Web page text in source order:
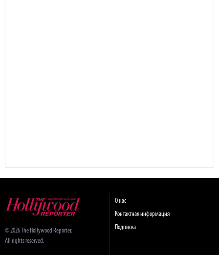
© 2026 The Hollywood Reporter.
All rights reserved.
О нас
Контактная информация
Подписка